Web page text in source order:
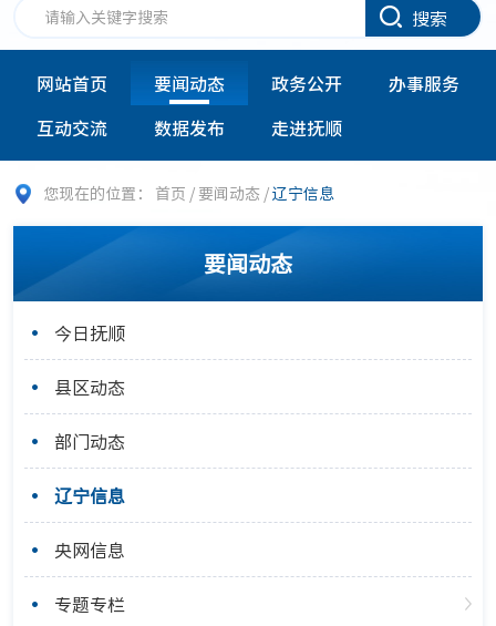
搜索
网站首页 要闻动态 政务公开
办事服务
互动交流
数据发布 走进抚顺
您现在的位置： 首页 / 要闻动态 /辽宁信息
要闻动态
今日抚顺
县区动态
部门动态
辽宁信息
央网信息
专题专栏